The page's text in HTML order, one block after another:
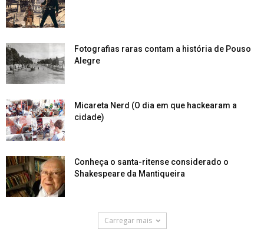
Fotografias raras contam a história de Pouso
Alegre
Micareta Nerd (O dia em que hackearam a
cidade)
Conheça o santa-ritense considerado o
Shakespeare da Mantiqueira
Carregar mais